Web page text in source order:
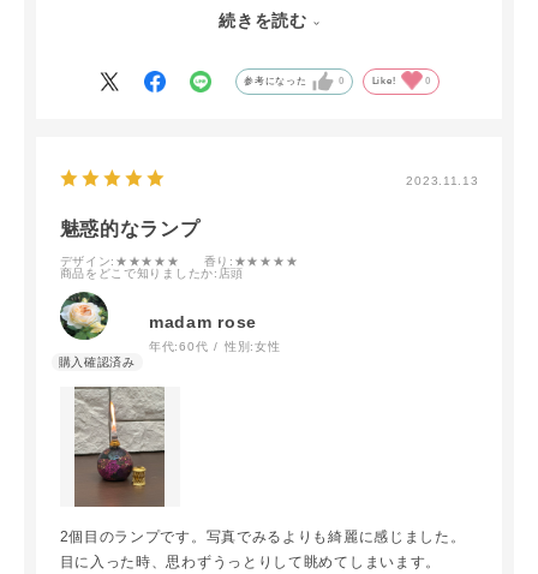
光に当てるとまた違った赴きでとても神秘的な表情になり引
続きを読む
参考になった 0 Like! 0
2023.11.13
魅惑的なランプ
デザイン:★★★★★ 香り :★★★★★
商品をどこで知りましたか:店頭
madam rose
年代:60代 性別:女性
2個目のランプです。写真でみるよりも綺麗に感じました。
目に入った時、思わずうっとりして眺めてしまいます。